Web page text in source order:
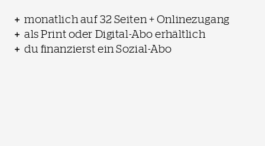
monatlich auf 32 Seiten + Onlinezugang
als Print oder Digital-Abo erhältlich
du finanzierst ein Sozial-Abo